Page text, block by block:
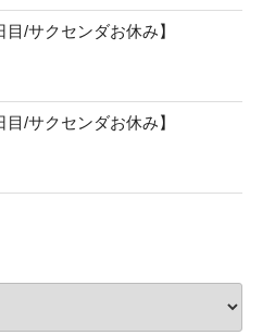
/サクセンダお休み】
/サクセンダお休み】